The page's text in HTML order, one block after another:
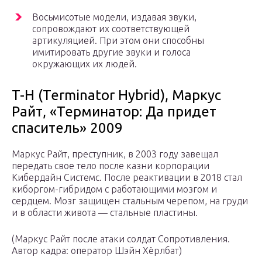
Восьмисотые модели, издавая звуки,
сопровождают их соответствующей
артикуляцией. При этом они способны
имитировать другие звуки и голоса
окружающих их людей.
T-H (Terminator Hybrid), Маркус
Райт, «Терминатор: Да придет
спаситель» 2009
Маркус Райт, преступник, в 2003 году завещал
передать свое тело после казни корпорации
Кибердайн Системс. После реактивации в 2018 стал
киборгом-гибридом с работающими мозгом и
сердцем. Мозг защищен стальным черепом, на груди
и в области живота — стальные пластины.
(Маркус Райт после атаки солдат Сопротивления.
Автор кадра: оператор Шэйн Хёрлбат)